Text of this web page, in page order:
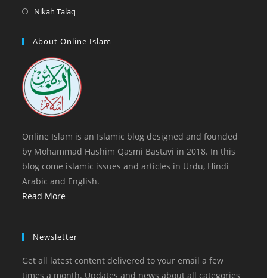
tab
in
new
Nikah Talaq
a
tab
About Online Islam
Online Islam is an Islamic blog designed and founded
by Mohammad Hashim Qasmi Bastavi in 2018. In this
blog come islamic issues and articles in Urdu, Hindi
Arabic and English.
Read More
Newsletter
Get all latest content delivered to your email a few
times a month. Updates and news about all categories